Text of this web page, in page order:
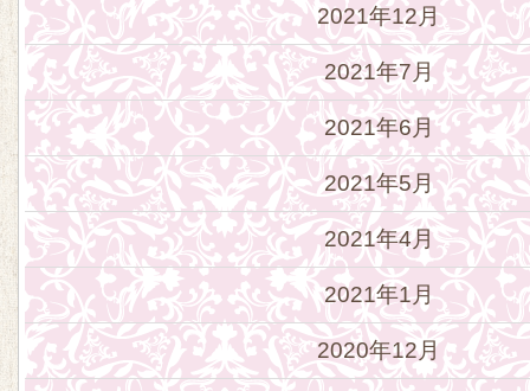
2021年12月
2021年7月
2021年6月
2021年5月
2021年4月
2021年1月
2020年12月